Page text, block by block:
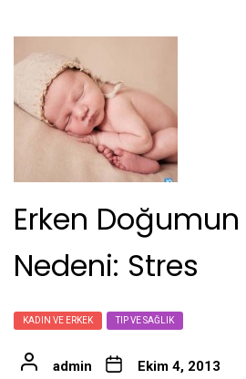
Erken
Nedeni: Stres
KADIN VE ERKEK TIP VE SAĞLIK
admin Ekim 4, 2013